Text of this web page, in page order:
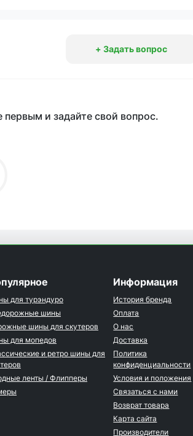
+ Задать вопрос
первым и задайте свой вопрос.
для турэндуро
шины
шины для скутеров
для мопедов
и ретро шины для
ленты / Флипперы
Информация
История бренда
Оплата
О нас
Доставка
Политика
конфиденциальности
Условия и положения
Связаться с нами
Возврат товара
Карта сайта
Производители